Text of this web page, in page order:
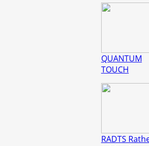
QUANTUM
TOUCH
RADTS